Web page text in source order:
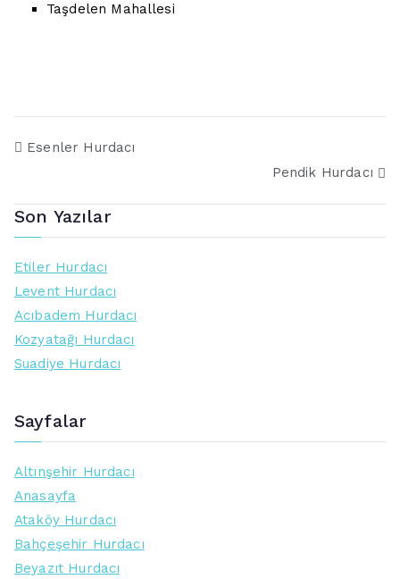
Taşdelen Mahallesi
Esenler Hurdacı
Pendik Hurdacı
Son Yazılar
Etiler Hurdacı
Levent Hurdacı
Acıbadem Hurdacı
Kozyatağı Hurdacı
Suadiye Hurdacı
Sayfalar
Altınşehir Hurdacı
Anasayfa
Ataköy Hurdacı
Bahçeşehir Hurdacı
Beyazıt Hurdacı